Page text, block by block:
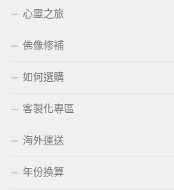
心靈之旅
佛像修補
如何選購
客製化專區
海外運送
年份換算